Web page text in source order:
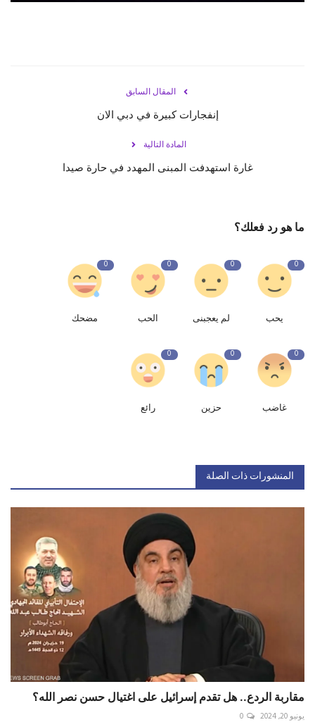
المقال السابق
إنفجارات كبيرة في دبي الان
المادة التالية
غارة استهدفت المبنى المهدد في حارة صيدا
ما هو رد فعلك؟
0
يحب
0
لم يعجبنى
0
الحب
0
مضحك
0
غاضب
0
حزين
0
رائع
المنشورات ذات الصلة
مقاربة الردع.. هل تقدم إسرائيل على اغتيال حسن نصر الله؟
يونيو 20, 2024 0